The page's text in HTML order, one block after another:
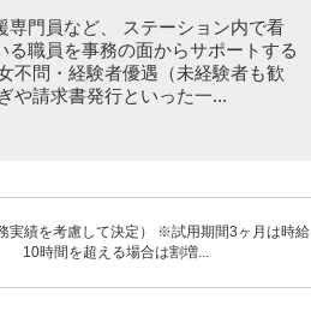
専門員など、 ステーション内で看
る職員を事務の面からサポートする
問・経験者優遇（未経験者も歓
請求書発行といった一...
実績を考慮して決定） ※試用期間3ヶ月は時給
10時間を超える場合は割増...